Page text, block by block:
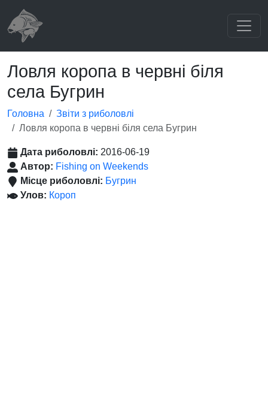
Ловля коропа в червні біля
села Бугрин
Головна
Звіти з риболовлі
Ловля коропа в червні біля села Бугрин
Дата риболовлі: 2016-06-19
Автор: Fishing on Weekends
Місце риболовлі: Бугрин
Улов: Короп